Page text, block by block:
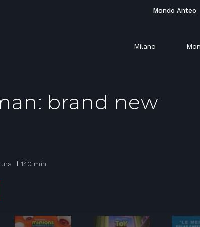
Mondo Anteo
Milano
brand new
140 min